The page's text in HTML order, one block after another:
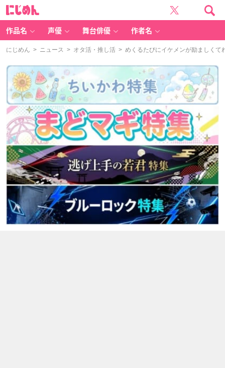
作品名 声優 舞台俳優 作者名
にじめん > ニュース > オタ活・推し活 > めくるたびにイケメンが励ましくて